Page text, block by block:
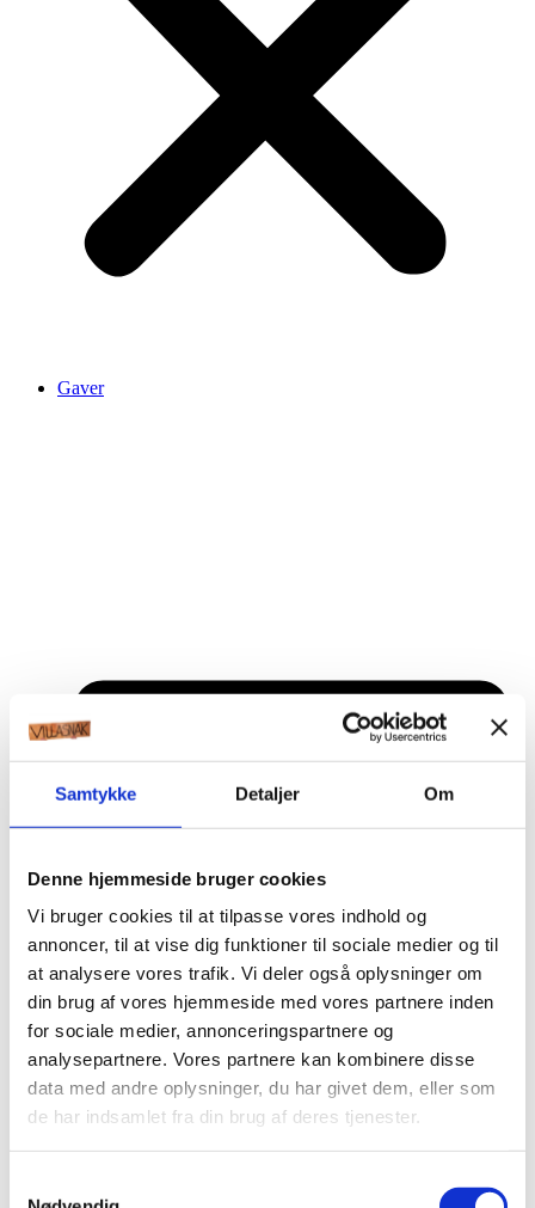
Samtykke Detaljer Om
Denne hjemmeside bruger cookies
Vi bruger cookies til at tilpasse vores indhold og
annoncer, til at vise dig funktioner til sociale medier og til
at analysere vores trafik. Vi deler også oplysninger om
din brug af vores hjemmeside med vores partnere inden
for sociale medier, annonceringspartnere og
analysepartnere. Vores partnere kan kombinere disse
data med andre oplysninger, du har givet dem, eller som
de har indsamlet fra din brug af deres tjenester.
Gaver